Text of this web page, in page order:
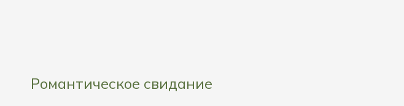
Романтическое свидание